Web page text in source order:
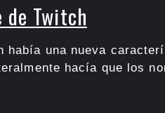
Twitch
había una nueva
hacía que los